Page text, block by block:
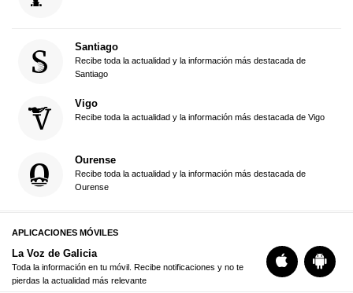
Santiago
Recibe toda la actualidad y la información más destacada de
Santiago
Vigo
Recibe toda la actualidad y la información más destacada de Vigo
Ourense
Recibe toda la actualidad y la información más destacada de
Ourense
APLICACIONES MÓVILES
La Voz de Galicia
Toda la información en tu móvil. Recibe notificaciones y no te
pierdas la actualidad más relevante